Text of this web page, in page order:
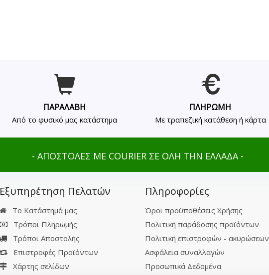
ΠΑΡΑΛΑΒΗ
Από το φυσικό μας κατάστημα
ΠΛΗΡΩΜΗ
Με τραπεζική κατάθεση ή κάρτα
- ΑΠΟΣΤΟΛΕΣ ΜΕ COURIER ΣΕ ΟΛΗ ΤΗΝ ΕΛΛΑΔΑ -
Εξυπηρέτηση Πελατών
Το Κατάστημά μας
Τρόποι Πληρωμής
Τρόποι Αποστολής
Επιστροφές Προϊόντων
Χάρτης σελίδων
Πληροφορίες
Όροι προϋποθέσεις Χρήσης
Πολιτική παράδοσης προϊόντων
Πολιτική επιστροφών - ακυρώσεων
Ασφάλεια συναλλαγών
Προσωπικά Δεδομένα